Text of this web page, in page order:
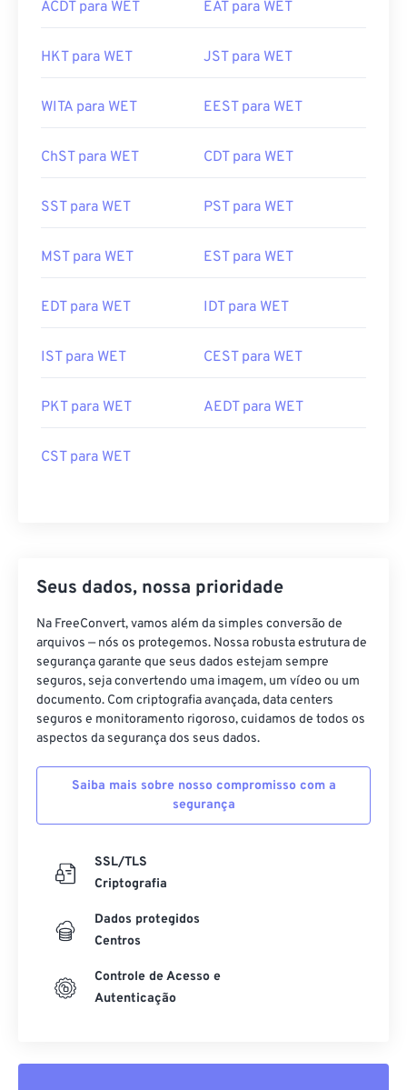
ACDT para WET EAT para WET
HKT para WET JST para WET
WITA para WET EEST para WET
ChST para WET CDT para WET
SST para WET PST para WET
MST para WET EST para WET
EDT para WET IDT para WET
IST para WET CEST para WET
PKT para WET AEDT para WET
CST para WET
Seus dados, nossa prioridade
Na FreeConvert, vamos além da simples conversão de
arquivos — nós os protegemos. Nossa robusta estrutura de
segurança garante que seus dados estejam sempre
seguros, seja convertendo uma imagem, um vídeo ou um
documento. Com criptografia avançada, data centers
seguros e monitoramento rigoroso, cuidamos de todos os
aspectos da segurança dos seus dados.
Saiba mais sobre nosso compromisso com a
segurança
SSL/TLS
Criptografia
Dados protegidos
Centros
Controle de Acesso e
Autenticação